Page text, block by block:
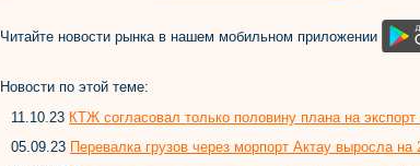
Читайте новости рынка в нашем мобильном приложении
Новости по этой теме:
11.10.23 КТЖ согласовал только половину плана на
05.09.23 Перевалка грузов через морпорт Актау выросла на